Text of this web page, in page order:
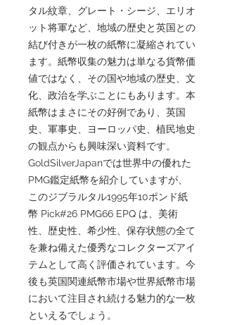
タル紋章、グレート・シージ、エリオ
ット将軍など、地域の歴史と英国との
結び付きが一枚の紙幣に凝縮されてい
ます。紙幣収集の魅力は単なる貨幣価
値ではなく、その国や地域の歴史、文
化、政治を学ぶことにもあります。本
紙幣はまさにその好例であり、英国
史、軍事史、ヨーロッパ史、植民地史
の観点からも興味深い資料です。
GoldSilverJapanでは世界中の優れた
PMG鑑定紙幣を紹介していますが、
このジブラルタル1995年10ポンド紙
幣 Pick#26 PMG66 EPQ は、美術
性、歴史性、希少性、保存状態の全て
を兼ね備えた優秀なコレクターズアイ
テムとして高く評価されています。今
後も英国関連紙幣市場や世界紙幣市場
において注目され続ける魅力的な一枚
といえるでしょう。